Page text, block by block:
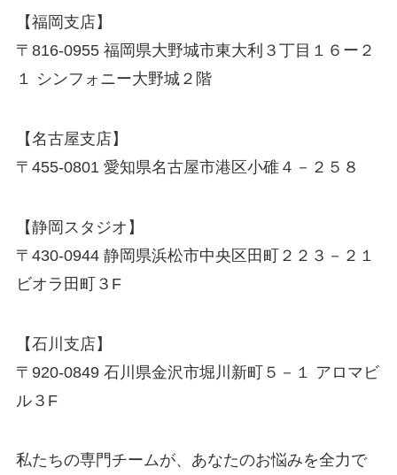
【福岡支店】
〒816-0955 福岡県大野城市東大利３丁目１６ー２
１ シンフォニー大野城２階
【名古屋支店】
〒455-0801 愛知県名古屋市港区小碓４－２５８
【静岡スタジオ】
〒430-0944 静岡県浜松市中央区田町２２３－２１
ビオラ田町３F
【石川支店】
〒920-0849 石川県金沢市堀川新町５－１ アロマビ
ル３F
私たちの専門チームが、あなたのお悩みを全力で